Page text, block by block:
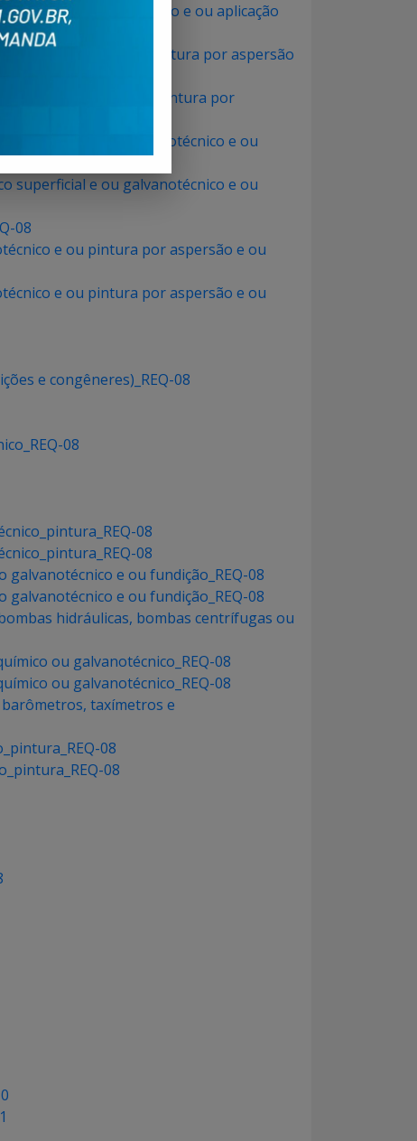
ou pintura por aspersão e ou aplicação
galvanotécnico e ou pintura por aspersão
galvanotécnico e ou pintura por
superficial e ou galvanotécnico e ou
superficial e ou galvanotécnico e ou
08
e ou pintura por aspersão e ou
e ou pintura por aspersão e ou
e congêneres)_REQ-08
08
08
08
e ou fundição_REQ-08
e ou fundição_REQ-08
hidráulicas, bombas centrífugas ou
ou galvanotécnico_REQ-08
ou galvanotécnico_REQ-08
taxímetros e
08
08